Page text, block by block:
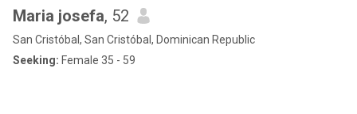
Maria josefa, 52
San Cristóbal, San Cristóbal, Dominican Republic
Seeking: Female 35 - 59